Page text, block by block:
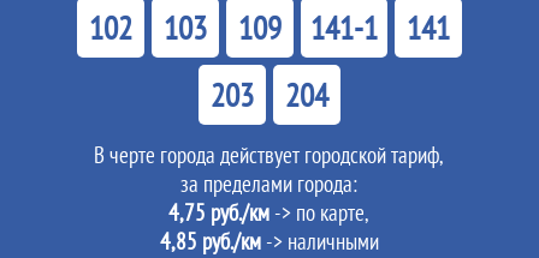
102 103 109 141-1
141
203
204
В черте города действует городской тариф,
за пределами города:
4,75 руб./км -> по карте,
4,85 руб./км-> наличными